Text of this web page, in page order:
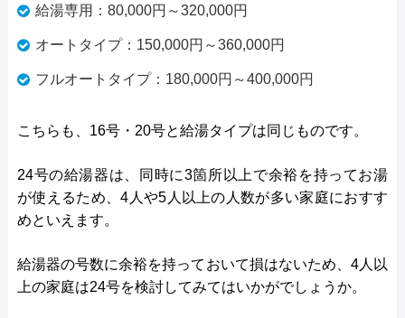
給湯専用：80,000円～320,000円
オートタイプ：150,000円～360,000円
フルオートタイプ：180,000円～400,000円
こちらも、16号・20号と給湯タイプは同じものです。
24号の給湯器は、同時に3箇所以上で余裕を持ってお湯
が使えるため、4人や5人以上の人数が多い家庭におすす
めといえます。
給湯器の号数に余裕を持っておいて損はないため、4人以
上の家庭は24号を検討してみてはいかがでしょうか。